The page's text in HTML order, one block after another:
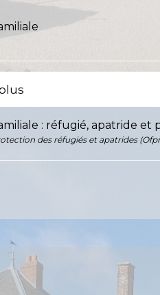
: réfugié, apatride et
des réfugiés et apatrides